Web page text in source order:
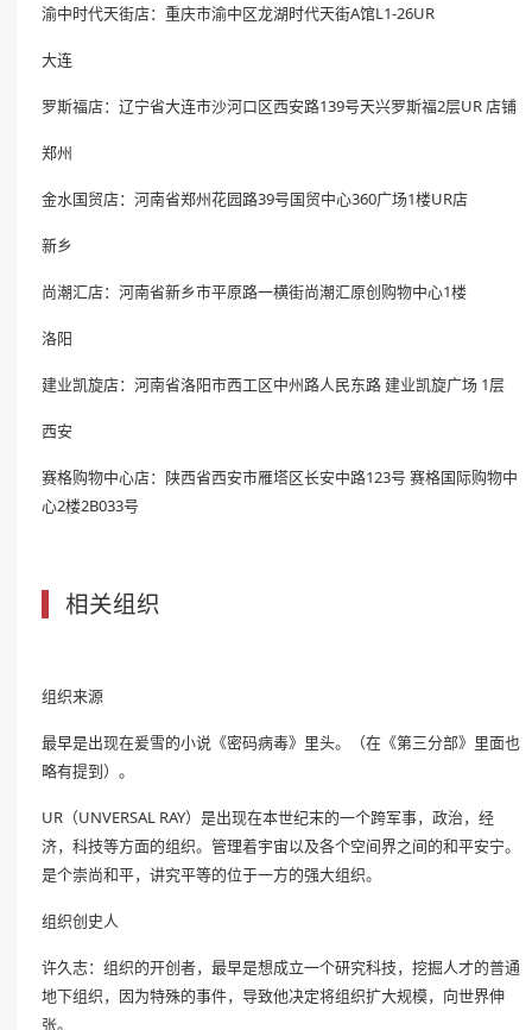
渝中时代天街店：重庆市渝中区龙湖时代天街A馆L1-26UR
大连
罗斯福店：辽宁省大连市沙河口区西安路139号天兴罗斯福2层UR 店铺
郑州
金水国贸店：河南省郑州花园路39号国贸中心360广场1楼UR店
新乡
尚潮汇店：河南省新乡市平原路一横街尚潮汇原创购物中心1楼
洛阳
建业凯旋店：河南省洛阳市西工区中州路人民东路 建业凯旋广场 1层
西安
赛格购物中心店：陕西省西安市雁塔区长安中路123号 赛格国际购物中
心2楼2B033号
相关组织
组织来源
最早是出现在爰雪的小说《密码病毒》里头。（在《第三分部》里面也
略有提到）。
UR（UNVERSAL RAY）是出现在本世纪末的一个跨军事，政治，经
济，科技等方面的组织。管理着宇宙以及各个空间界之间的和平安宁。
是个崇尚和平，讲究平等的位于一方的强大组织。
组织创史人
许久志：组织的开创者，最早是想成立一个研究科技，挖掘人才的普通
地下组织，因为特殊的事件，导致他决定将组织扩大规模，向世界伸
张。